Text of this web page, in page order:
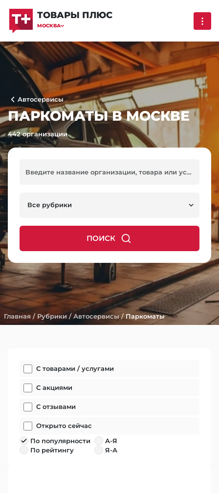
ТОВАРЫ ПЛЮС
МОСКВА
Автосервисы
ПАРКОМАТЫ В МОСКВЕ
442 организации
Все рубрики
ПОИСК
Главная / Рубрики /Автосервисы/ Паркоматы
С товарами / услугами
С акциями
С отзывами
Открыто сейчас
По популярности
По рейтингу
А-Я
Я-А